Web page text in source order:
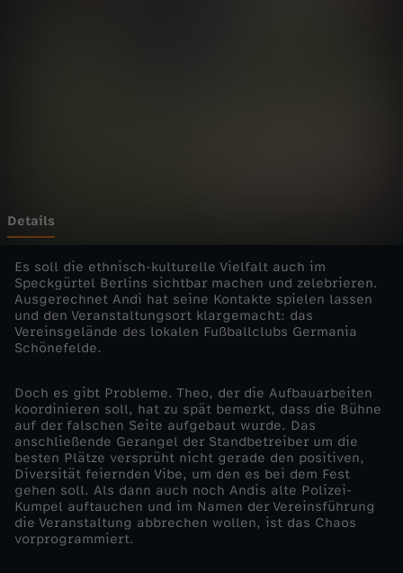
l
f
t
e
-
S
c
h
Details
Es soll die ethnisch-kulturelle Vielfalt auch im
Speckgürtel Berlins sichtbar machen und zelebrieren.
Ausgerechnet Andi hat seine Kontakte spielen lassen
und den Veranstaltungsort klargemacht: das
Vereinsgelände des lokalen Fußballclubs Germania
Schönefelde.
Doch es gibt Probleme. Theo, der die Aufbauarbeiten
koordinieren soll, hat zu spät bemerkt, dass die Bühne
auf der falschen Seite aufgebaut wurde. Das
anschließende Gerangel der Standbetreiber um die
besten Plätze versprüht nicht gerade den positiven,
Diversität feiernden Vibe, um den es bei dem Fest
gehen soll. Als dann auch noch Andis alte Polizei-
Kumpel auftauchen und im Namen der Vereinsführung
die Veranstaltung abbrechen wollen, ist das Chaos
vorprogrammiert.